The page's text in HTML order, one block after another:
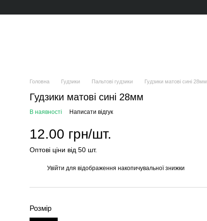
Головна Гудзики Пальтові гудзики Гудзики матові сині 28мм
Гудзики матові сині 28мм
В наявності Написати відгук
12.00 грн/шт.
Оптові ціни від 50 шт.
Увійти для відображення накопичувальної знижки
Розмір